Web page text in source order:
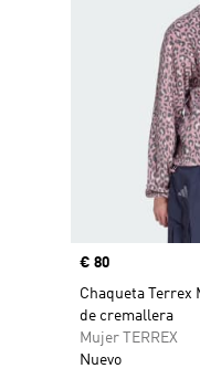
Precio
€ 80
Chaqueta
de cremallera
Mujer TERREX
Nuevo